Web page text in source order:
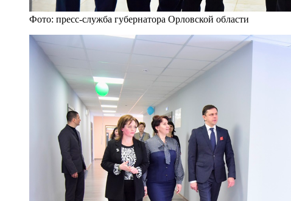
Фото: пресс-служба губернатора Орловской области